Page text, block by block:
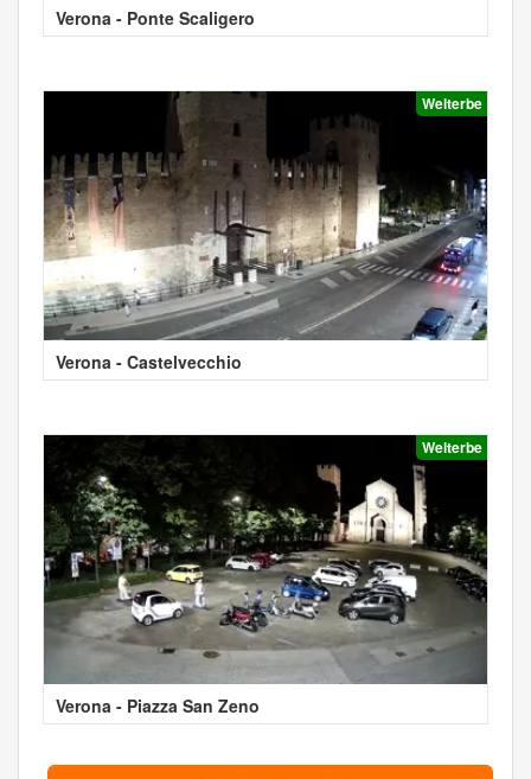
Verona - Ponte Scaligero
Welterbe
Verona - Castelvecchio
Welterbe
Verona - Piazza San Zeno